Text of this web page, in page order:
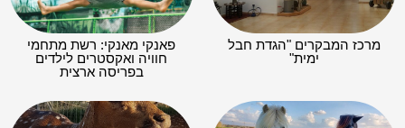
מרכז המבקרים "הגדת חבל
ימית"
פאנקי מאנקי: רשת מתחמי
חוויה ואקסטרים לילדים
בפריסה ארצית